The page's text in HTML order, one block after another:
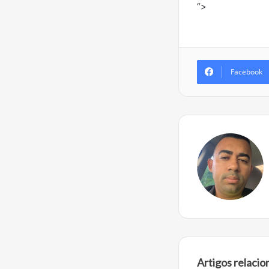
“>
Facebook
Artigos